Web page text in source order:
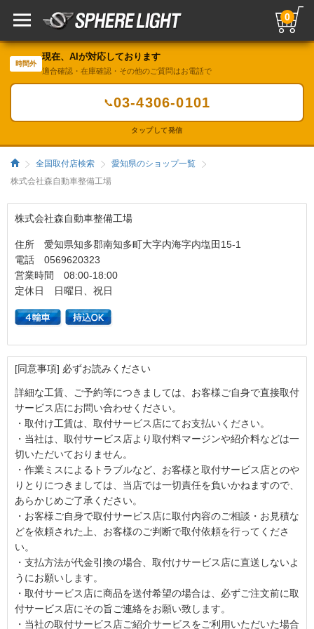
0
時間外
現在、AIが対応しております
適合確認・在庫確認・その他のご質問はお電話で
📞03-4306-0101
タップして発信
全国取付店検索
愛知県のショップ一覧
株式会社森自動車整備工場
株式会社森自動車整備工場
住所 愛知県知多郡南知多町大字内海字内塩田15-1
電話 0569620323
営業時間 08:00-18:00
定休日 日曜日、祝日
[同意事項] 必ずお読みください
詳細な工賃、ご予約等につきましては、お客様ご自身で直接取付
サービス店にお問い合わせください。
・取付け工賃は、取付サービス店にてお支払いください。
・当社は、取付サービス店より取付料マージンや紹介料などは一
切いただいておりません。
・作業ミスによるトラブルなど、お客様と取付サービス店とのや
りとりにつきましては、当店では一切責任を負いかねますので、
あらかじめご了承ください。
・お客様ご自身で取付サービス店に取付内容のご相談・お見積な
どを依頼された上、お客様のご判断で取付依頼を行ってくださ
い。
・支払方法が代金引換の場合、取付けサービス店に直送しないよ
うにお願いします。
・取付サービス店に商品を送付希望の場合は、必ずご注文前に取
付サービス店にその旨ご連絡をお願い致します。
・当社の取付サービス店ご紹介サービスをご利用いただいた場合